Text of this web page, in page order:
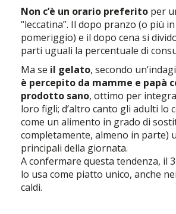
Non c’è un orario preferito per
“leccatina”. Il dopo pranzo (o più
pomeriggio) e il dopo cena si
parti uguali la percentuale di
Ma se il gelato, secondo
è percepito da mamme e papà
prodotto sano, ottimo per
loro figli; d’altro canto gli adulti lo
come un alimento in grado di
completamente, almeno in parte)
principali della giornata.
A confermare questa tendenza, il
lo usa come piatto unico, anche
caldi.